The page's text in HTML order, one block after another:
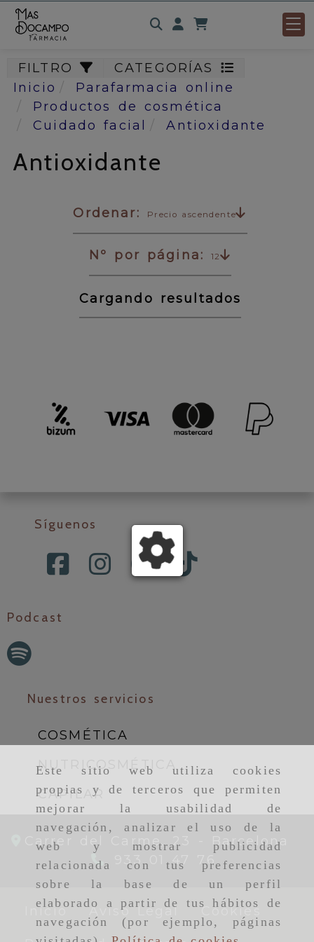
Este sitio web utiliza cookies
propias y de terceros que permiten
mejorar la usabilidad de
navegación, analizar el uso de la
web y mostrar publicidad
relacionada con tus preferencias
sobre la base de un perfil
elaborado a partir de tus hábitos de
navegación (por ejemplo, páginas
Identifícate
FILTRO
CATEGORÍAS
Inicio
Parafarmacia online
Productos de cosmética
Cuidado facial
Antioxidante
Antioxidante
Ordenar: Precio ascendente
Nº por página: 12
Cargando resultados
Síguenos
Podcast
Nuestros servicios
COSMÉTICA
NUTRICOSMÉTICA
CAPILAR
Carrer del Carme, 23 - Barcelona
933 01 47 76
Inicio Aviso Legal Cookies